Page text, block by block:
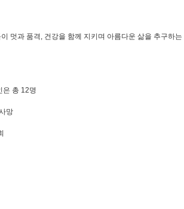
멋과 품격, 건강을 함께 지키며 아름다운 삶을 추구하는
총 12명
망